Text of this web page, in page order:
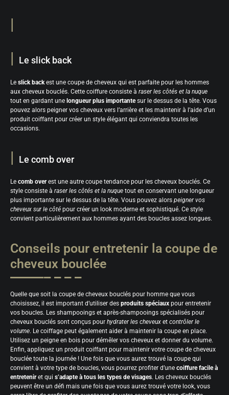
Le slick back
Le slick backest une coupe de cheveux qui est parfaite pour les hommes
aux cheveux bouclés. Cette coiffure consiste à raser les côtés et la nuque
tout en gardant une longueur plus importantesur le dessus de la tête. Vous
pouvez alors peigner vos cheveux vers l’arrière et les maintenir à l’aide d’un
produit coiffant pour créer un style élégant qui conviendra toutes les
occasions.
Le comb over
Le comb overest une autre coupe tendance pour les cheveux bouclés. Ce
style consiste à raser les côtés et la nuque tout en conservant une longueur
plus importante sur le dessus de la tête. Vous pouvez alors peigner vos
cheveux sur le côté pour créer un look moderne et sophistiqué. Ce style
convient particulièrement aux hommes ayant des boucles assez longues.
Conseils pour entretenir la coupe de
cheveux bouclée
Quelle que soit la coupe de cheveux bouclés pour homme que vous
choisissez, il est important d’utiliser des produits spéciaux pour entretenir
vos boucles. Les shampooings et après-shampooings spécialisés pour
cheveux bouclés sont conçus pour hydrater les cheveux et contrôler le
volume. Le coiffage peut également aider à maintenir la coupe en place.
Utilisez un peigne en bois pour démêler vos cheveux et donner du volume.
Enfin, appliquez un produit coiffant pour maintenir votre coupe de cheveux
bouclée toute la journée ! Une fois que vous aurez trouvé la coupe qui
convient à votre type de boucles, vous pourrez profiter d’une coiffure facile à
entreteniret qui s’adapte à tous les types de visages. Les cheveux bouclés
peuvent être un défi mais une fois que vous aurez trouvé votre look, vous